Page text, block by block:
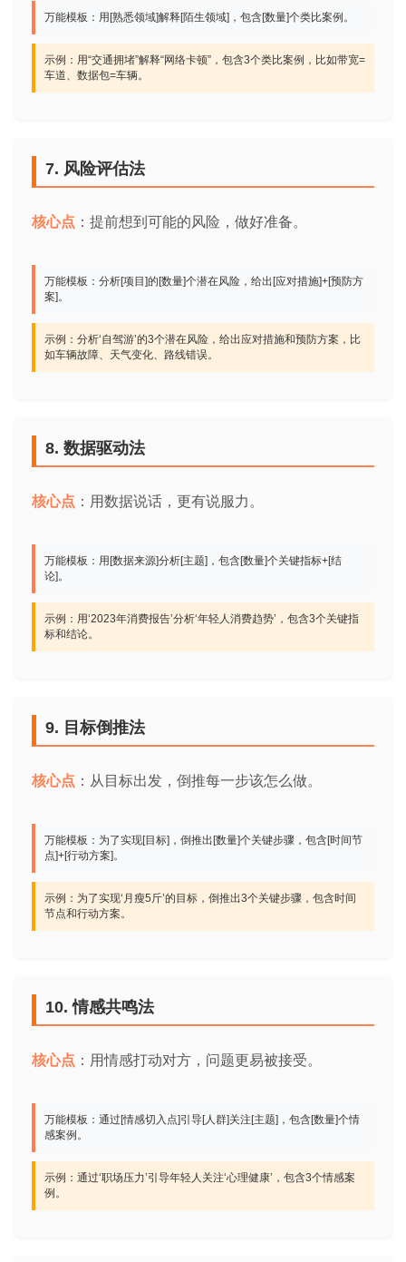
万能模板：用[熟悉领域]解释[陌生领域]，包含[数量]个类比案例。
示例：用“交通拥堵”解释“网络卡顿”，包含3个类比案例，比如带宽=
车道、数据包=车辆。
7. 风险评估法
核心点 ：提前想到可能的风险，做好准备。
万能模板：分析[项目]的[数量]个潜在风险，给出[应对措施]+[预防方
案]。
示例：分析‘自驾游’的3个潜在风险，给出应对措施和预防方案，比
如车辆故障、天气变化、路线错误。
8. 数据驱动法
核心点 ：用数据说话，更有说服力。
万能模板：用[数据来源]分析[主题]，包含[数量]个关键指标+[结
论]。
示例：用‘2023年消费报告’分析‘年轻人消费趋势’，包含3个关键指
标和结论。
9. 目标倒推法
核心点 ：从目标出发，倒推每一步该怎么做。
万能模板：为了实现[目标]，倒推出[数量]个关键步骤，包含[时间节
点]+[行动方案]。
示例：为了实现‘月瘦5斤’的目标，倒推出3个关键步骤，包含时间
节点和行动方案。
10. 情感共鸣法
核心点 ：用情感打动对方，问题更易被接受。
万能模板：通过[情感切入点]引导[人群]关注[主题]，包含[数量]个情
感案例。
示例：通过‘职场压力’引导年轻人关注‘心理健康’，包含3个情感案
例。